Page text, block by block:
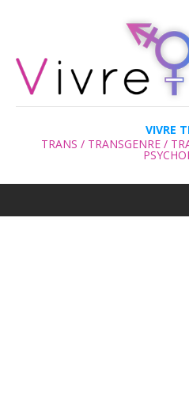
VIVRE
TRANS / TRANSGENRE /